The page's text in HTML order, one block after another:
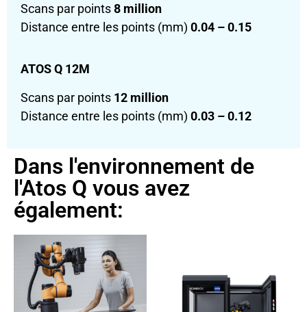
Scans par points8 million
Distance entre les points (mm) 0.04 – 0.15
ATOS Q 12M
Scans par points 12 million
Distance entre les points (mm) 0.03 – 0.12
Dans l'environnement de
l'Atos Q vous avez
également: